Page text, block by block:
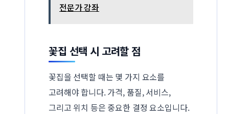
전문가 강좌
꽃집 선택 시 고려할 점
꽃집을 선택할 때는 몇 가지 요소를
고려해야 합니다. 가격, 품질, 서비스,
그리고 위치 등은 중요한 결정 요소입니다.